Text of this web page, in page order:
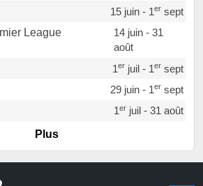
15 juin - 1ersept
14 juin - 31
août
1erjuil - 1ersept
29 juin - 1ersept
1erjuil - 31 août
Portugal
22 juin - 2 sept
Plus